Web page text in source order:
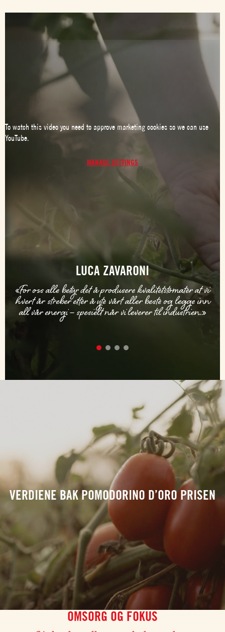
LUCA ZAVARONI
«For oss alle betyr det å produsere kvalitetstomater at vi
hvert år streber etter å yte vårt aller beste og legge inn
all vår energi – spesielt når vi leverer til industrien.»
To watch this video you need to approve marketing cookies so we can use
YouTube.
MANAGE SETTINGS
VERDIENE BAK POMODORINO D’ORO PRISEN
OMSORG OG FOKUS